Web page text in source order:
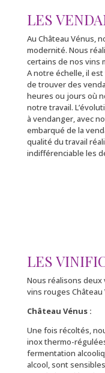
LES
Au Château Vénus,
modernité. Nous
certains de nos vins
A notre échelle, il est
de trouver des
heures ou jours où
notre travail.
à vendanger, avec
embarqué de la
qualité du travail
indifférenciable les
LES
Nous réalisons
vins rouges
Château Vénus :
Une fois récoltés,
inox thermo-
fermentation
alcool, sont